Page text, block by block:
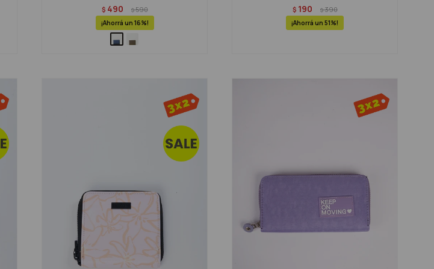
$ 490 $590
16
$ 190 $390
51